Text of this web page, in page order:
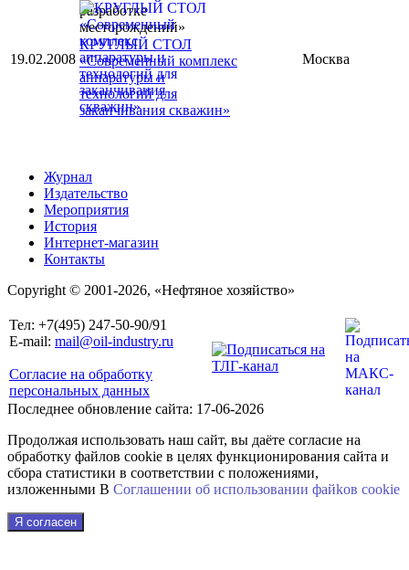
19.02.2008
КРУГЛЫЙ СТОЛ
«Современный комплекс
аппаратуры и
технологий для
заканчивания скважин»
Москва
Журнал
Издательство
Мероприятия
История
Интернет-магазин
Контакты
Copyright © 2001-2026, «Нефтяное хозяйство»
Тел: +7(495) 247-50-90/91
E-mail: mail@oil-industry.ru
Согласие на обработку
персональных данных
Последнее обновление сайта: 17-06-2026
Продолжая использовать наш сайт, вы даёте согласие на
обработку файлов cookie в целях функционирования сайта и
сбора статистики в соответствии с положениями,
изложенными В Соглашении об использовании файkов cookie
Я согласен